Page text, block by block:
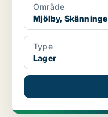
Område
Mjölby, Skänninge
Type
Lager